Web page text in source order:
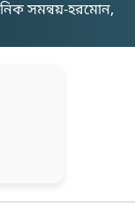
সমন্বয়-হরমোন